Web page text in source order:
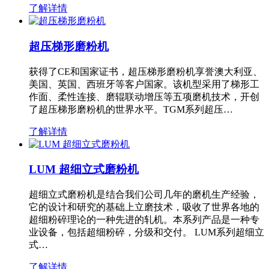
了解详情
超压梯形磨粉机
获得了CE和国家证书，超压梯形磨粉机享誉澳大利亚、
美国、英国、西班牙等客户国家。该机型采用了梯形工
作面、柔性连接、磨辊联动增压等五项磨机技术，开创
了超压梯形磨粉机的世界水平。TGM系列超压…
了解详情
LUM 超细立式磨粉机
超细立式磨粉机是结合我们公司几年的磨机生产经验，
它的设计和研究的基础上立磨技术，吸收了世界各地的
超细粉碎理论的一种先进的轧机。本系列产品是一种专
业设备，包括超细粉碎，分级和交付。 LUM系列超细立
式…
了解详情